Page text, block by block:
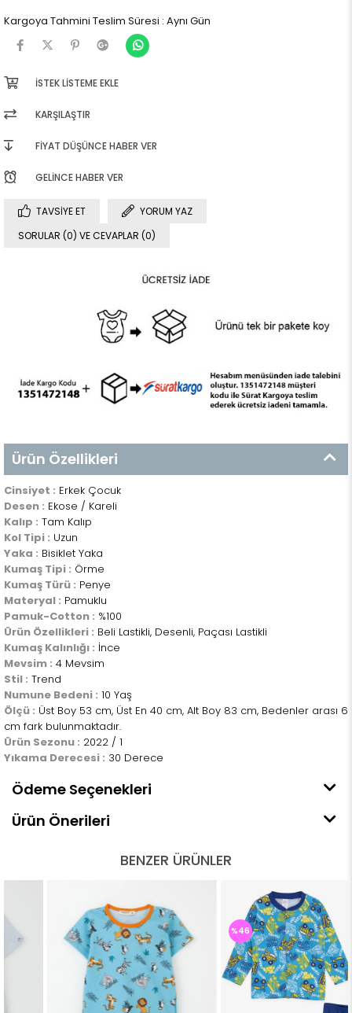
Kargoya Tahmini Teslim Süresi : Aynı Gün
İSTEK LISTEME EKLE
KARŞILAŞTIR
FIYAT DÜŞÜNCE HABER VER
GELINCE HABER VER
TAVSIYE ET
YORUM YAZ
SORULAR (0) VE CEVAPLAR (0)
Ürün Özellikleri
Cinsiyet : Erkek Çocuk
Desen : Ekose / Kareli
Kalıp : Tam Kalıp
Kol Tipi : Uzun
Yaka : Bisiklet Yaka
Kumaş Tipi : Örme
Kumaş Türü : Penye
Materyal : Pamuklu
Pamuk-Cotton : %100
Ürün Özellikleri : Beli Lastikli, Desenli, Paçası Lastikli
Kumaş Kalınlığı : İnce
Mevsim : 4 Mevsim
Stil : Trend
Numune Bedeni : 10 Yaş
Ölçü : Üst Boy 53 cm, Üst En 40 cm, Alt Boy 83 cm, Bedenler arası 6
cm fark bulunmaktadır.
Ürün Sezonu : 2022 / 1
Yıkama Derecesi : 30 Derece
Ödeme Seçenekleri
Ürün Önerileri
BENZER ÜRÜNLER
%46